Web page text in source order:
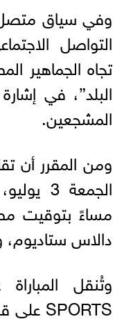
وفي سياق
التواصل
تجاه الجماهير
البلد”، في
المشجعين.
ومن المقرر أن
مساءً بتوقيت
دالاس